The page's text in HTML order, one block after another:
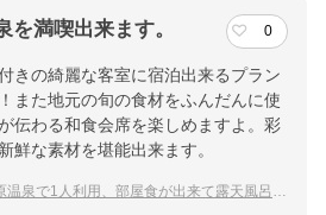
満喫出来ます。 0
きの綺麗な客室に宿泊出来るプラン
また地元の旬の食材をふんだんに使
伝わる和食会席を楽しめますよ。彩
鮮な素材を堪能出来ます。
泉で1人利用、部屋食が出来て露天風呂付き客室の宿